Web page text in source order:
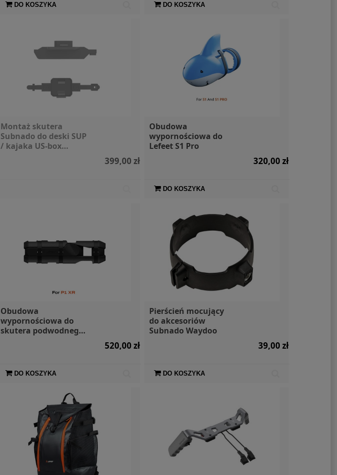
DO KOSZYKA DO KOSZYKA
Montaż skutera
Subnado do deski SUP
/ kajaka US-box
399,00 zł
Obudowa
wypornościowa do
Lefeet S1 Pro
320,00 zł
DO KOSZYKA
Obudowa
wypornościowa do
skutera podwodnego
520,00 zł
DO KOSZYKA
Pierścień mocujący
do akcesoriów
Subnado Waydoo
39,00 zł
DO KOSZYKA